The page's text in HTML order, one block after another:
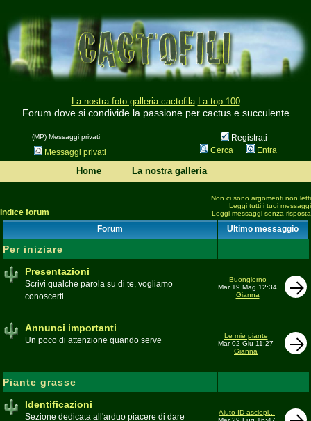
La nostra foto galleria cactofila La top 100
Forum dove si condivide la passione per cactus e succulente
(MP) Messaggi privati
Registrati
Messaggi privati
Cerca Entra
Home La nostra galleria
Indice forum
Non ci sono argomenti non letti
Leggi tutti i tuoi messaggi
Leggi messaggi senza risposta
Forum Ultimo messaggio
Per iniziare
Presentazioni
Scrivi qualche parola su di te, vogliamo
conoscerti
Buongiorno
Mar 19 Mag 12:34
Gianna
Annunci importanti
Un poco di attenzione quando serve
Le mie piante
Mar 02 Giu 11:27
Gianna
Piante grasse
Identificazioni
Sezione dedicata all'arduo piacere di dare
Aiuto ID asclepi...